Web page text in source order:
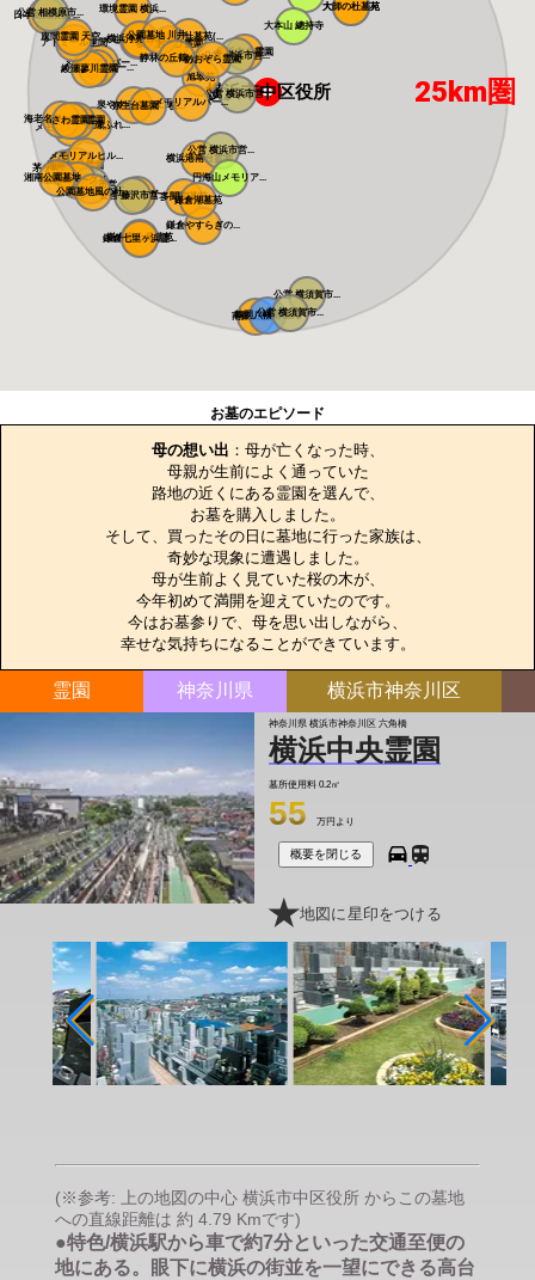
横浜中央霊園
環境霊園 横浜...
朝陽の杜墓苑(...
横浜港南台霊園
メモリアルサン...
旭翠苑
横浜あさひ霊園
横浜浄苑 ふれ...
鎌倉富士見墓苑
鎌倉七里ヶ浜霊...
メモリアルパー...
藤沢・綾瀬ふれ...
茅ヶ崎霊園 永...
湘南恵日霊園
南葉山霊園
鶴岡八幡宮墓苑
日本庭園陵墓 ...
メモリアルパー...
県央綾瀬霊園
メモリアルパー...
綾瀬蓼川霊園
アドミール座間
座間霊園 天空...
海老名フォーシ...
公園墓地 川井...
メモリアルヒル...
大師の杜墓苑
泉やすらぎの丘...
鎌倉やすらぎの...
多聞院墓苑
さわ霊園
静林の丘鶴ヶ峰...
メモリアルガー...
鎌倉湖墓苑
大師の杜墓苑
弥生台墓園 横...
公営 相模原市...
公営 藤沢市営...
公営 藤沢市営...
公営 横須賀市...
公営 横須賀市...
公営 横浜市営...
公営 横浜市営...
公営 横浜市営...
円海山メモリア...
湘南エバーグリ...
あおぞら霊園
大本山 總持寺
メモリアルパー...
湘南公園墓地 ...
公園墓地風の杜...
横浜市中区役所 25km圏
お墓のエピソード
母の想い出 ：母が亡くなった時、
母親が生前によく通っていた
路地の近くにある霊園を選んで、
お墓を購入しました。
そして、買ったその日に墓地に行った家族は、
奇妙な現象に遭遇しました。
母が生前よく見ていた桜の木が、
今年初めて満開を迎えていたのです。
今はお墓参りで、母を思い出しながら、
幸せな気持ちになることができています。
霊園 神奈川県 横浜市神奈川区
神奈川県 横浜市神奈川区 六角橋
横浜中央霊園
墓所使用料 0.2㎡
55 万円より
概要を閉じる
地図に星印をつける
(※参考: 上の地図の中心 横浜市中区役所 からこの墓地
への直線距離は 約 4.79 Kmです)
●特色/横浜駅から車で約7分といった交通至便の
地にある。眼下に横浜の街並を一望にできる高台